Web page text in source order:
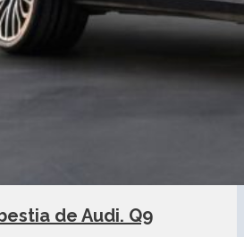
de Audi. Q9